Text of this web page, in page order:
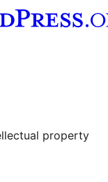
property